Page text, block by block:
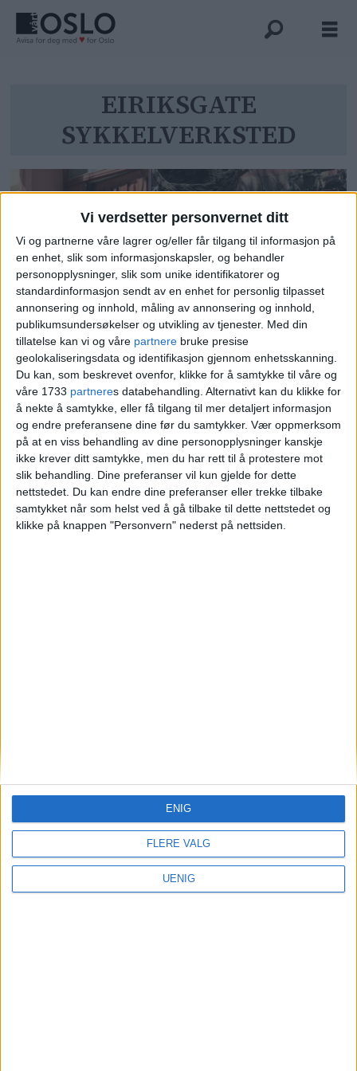
Vi verdsetter personvernet ditt
Vi og partnerne våre lagrer og/eller får tilgang til informasjon på
en enhet, slik som informasjonskapsler, og behandler
personopplysninger, slik som unike identifikatorer og
standardinformasjon sendt av en enhet for personlig tilpasset
annonsering og innhold, måling av annonsering og innhold,
publikumsundersøkelser og utvikling av tjenester. Med din
tillatelse kan vi og våre partnere bruke presise
geolokaliseringsdata og identifikasjon gjennom enhetsskanning.
Du kan, som beskrevet ovenfor, klikke for å samtykke til våre og
våre 1733 partneres databehandling. Alternativt kan du klikke for
å nekte å samtykke, eller få tilgang til mer detaljert informasjon
og endre preferansene dine før du samtykker. Vær oppmerksom
på at en viss behandling av dine personopplysninger kanskje
ikke krever ditt samtykke, men du har rett til å protestere mot
slik behandling. Dine preferanser vil kun gjelde for dette
nettstedet. Du kan endre dine preferanser eller trekke tilbake
samtykket når som helst ved å gå tilbake til dette nettstedet og
klikke på knappen "Personvern" nederst på nettsiden.
FLERE VALG
UENIG
ENIG
eiriksgate
sykkelverksted
EIRIKSGATE
SYKKELVERKSTED
Prisguide til Oslos
sykkelverksteder – så store er
forskjellene
redaktor@vartoslo.no,tlf: 93 25 68 32
TIPS OSS
tips@vartoslo.no
ABONNEMENT